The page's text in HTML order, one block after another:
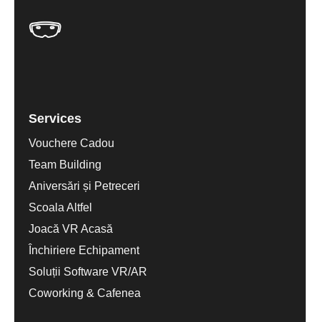
Services
Vouchere Cadou
Team Building
Aniversări și Petreceri
Scoala Altfel
Joacă VR Acasă
Închiriere Echipament
Soluții Software VR/AR
Coworking & Cafenea